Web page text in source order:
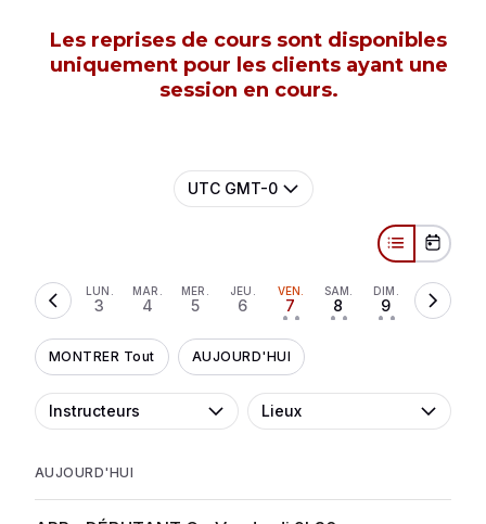
Les reprises de cours sont disponibles
uniquement pour les clients ayant une
session en cours.
UTC GMT-0
LUN.
3
MAR.
4
MER.
5
JEU.
6
VEN.
7
• •
SAM.
8
• •
DIM.
9
• •
MONTRER Tout AUJOURD'HUI
Instructeurs Lieux
AUJOURD'HUI